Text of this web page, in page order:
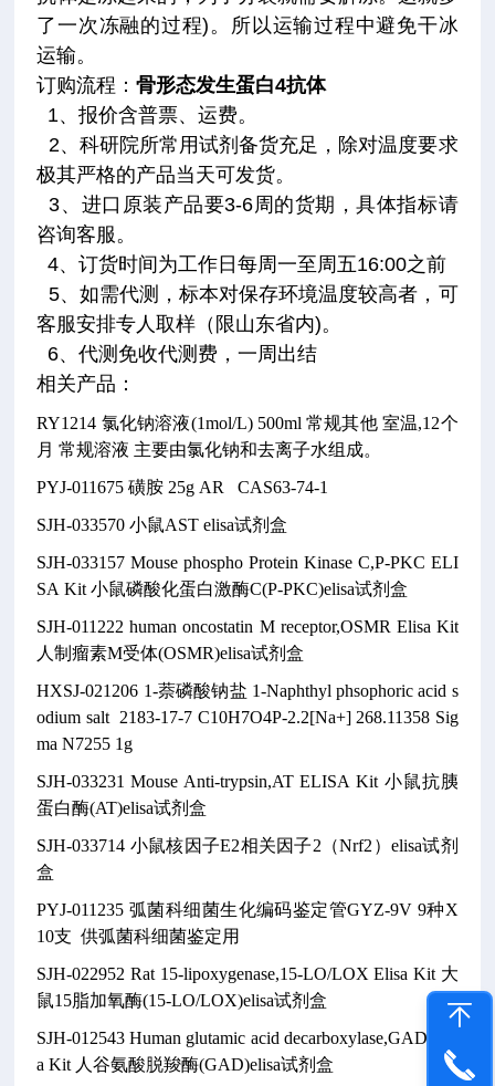
了一次冻融的过程)。所以运输过程中避免干冰
运输。
订购流程 ：骨形态发生蛋白4抗体
1、报价含普票、运费。
2、科研院所常用试剂备货充足，除对温度要求
极其严格的产品当天可发货。
3、进口原装产品要3-6周的货期，具体指标请
咨询客服。
4、订货时间为工作日每周一至周五16:00之前
5、如需代测，标本对保存环境温度较高者，可
客服安排专人取样（限山东省内)。
6、代测免收代测费，一周出结
相关产品 ：
RY1214 氯化钠溶液(1mol/L) 500ml 常规其他 室温,12个
月 常规溶液 主要由氯化钠和去离子水组成。
PYJ-011675 磺胺 25g AR CAS63-74-1
SJH-033570 小鼠AST elisa试剂盒
SJH-033157 Mouse phospho Protein Kinase C,P-PKC ELI
SA Kit 小鼠磷酸化蛋白激酶C(P-PKC)elisa试剂盒
SJH-011222 human oncostatin M receptor,OSMR Elisa Kit
人制瘤素M受体(OSMR)elisa试剂盒
HXSJ-021206 1-萘磷酸钠盐 1-Naphthyl phsophoric acid s
odium salt 2183-17-7 C10H7O4P-2.2[Na+] 268.11358 Sig
ma N7255 1g
SJH-033231 Mouse Anti-trypsin,AT ELISA Kit 小鼠抗胰
蛋白酶(AT)elisa试剂盒
SJH-033714 小鼠核因子E2相关因子2（Nrf2）elisa试剂
盒
PYJ-011235 弧菌科细菌生化编码鉴定管GYZ-9V 9种X
10支 供弧菌科细菌鉴定用
SJH-022952 Rat 15-lipoxygenase,15-LO/LOX Elisa Kit 大
鼠15脂加氧酶(15-LO/LOX)elisa试剂盒
SJH-012543 Human glutamic acid decarboxylase,GAD Elis
a Kit 人谷氨酸脱羧酶(GAD)elisa试剂盒